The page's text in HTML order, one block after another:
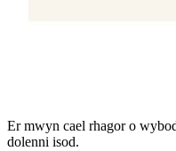
Er mwyn cael rhagor o
dolenni isod.